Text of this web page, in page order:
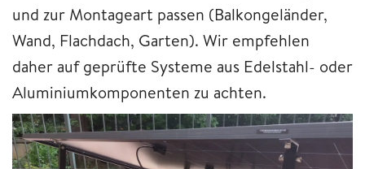
und zur Montageart passen (Balkongeländer,
Wand, Flachdach, Garten). Wir empfehlen
daher auf geprüfte Systeme aus Edelstahl- oder
Aluminiumkomponenten zu achten.